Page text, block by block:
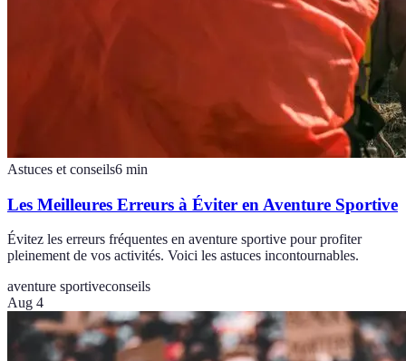
Astuces et conseils6 min
Les Meilleures Erreurs à Éviter en Aventure Sportive
Évitez les erreurs fréquentes en aventure sportive pour profiter
pleinement de vos activités. Voici les astuces incontournables.
aventure sportiveconseils
Aug 4